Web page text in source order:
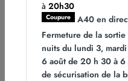
Vuache (A40)
à 20h30
Coupure
A40 en
Fermeture de la sortie
nuits du lundi 3,
6 août de 20 h 30 à 6
de sécurisation de la